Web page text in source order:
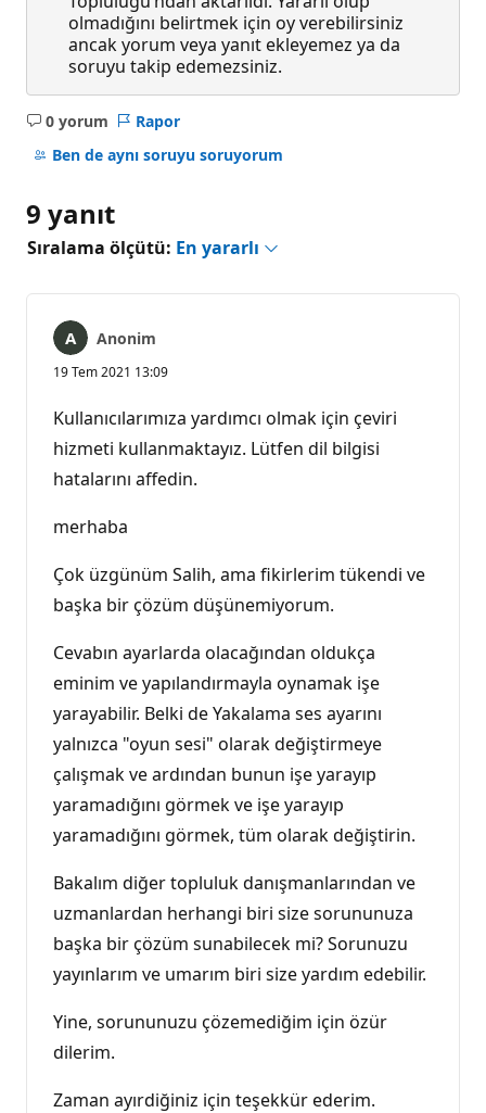
olmadığını belirtmek için oy verebilirsiniz
ancak yorum veya yanıt ekleyemez ya da
soruyu takip edemezsiniz.
0 yorum
Açıklama
yok
Rapor
Ben de aynı soruyu soruyorum
9 yanıt
Sıralama ölçütü: En yararlı
Anonim
19 Tem 2021 13:09
Kullanıcılarımıza yardımcı olmak için çeviri
hizmeti kullanmaktayız. Lütfen dil bilgisi
hatalarını affedin.
merhaba
Çok üzgünüm Salih, ama fikirlerim tükendi ve
başka bir çözüm düşünemiyorum.
Cevabın ayarlarda olacağından oldukça
eminim ve yapılandırmayla oynamak işe
yarayabilir. Belki de Yakalama ses ayarını
yalnızca "oyun sesi" olarak değiştirmeye
çalışmak ve ardından bunun işe yarayıp
yaramadığını görmek ve işe yarayıp
yaramadığını görmek, tüm olarak değiştirin.
Bakalım diğer topluluk danışmanlarından ve
uzmanlardan herhangi biri size sorununuza
başka bir çözüm sunabilecek mi? Sorunuzu
yayınlarım ve umarım biri size yardım edebilir.
Yine, sorununuzu çözemediğim için özür
dilerim.
Zaman ayırdiğiniz için teşekkür ederim.